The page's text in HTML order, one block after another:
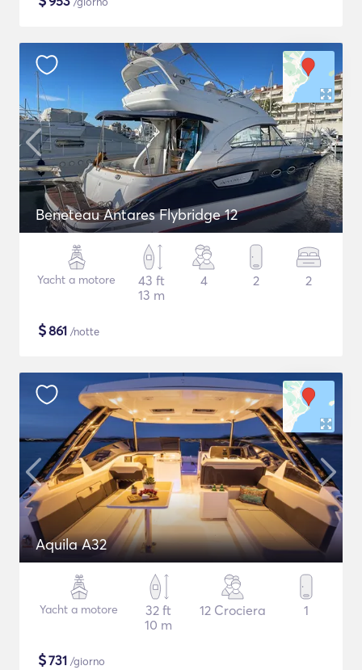
Beneteau Antares Flybridge 12
Yacht a motore
43 ft
13 m
4 2 2
$861 /notte
Aquila A32
Yacht a motore
32 ft
10 m
12 Crociera 1
$731 /giorno